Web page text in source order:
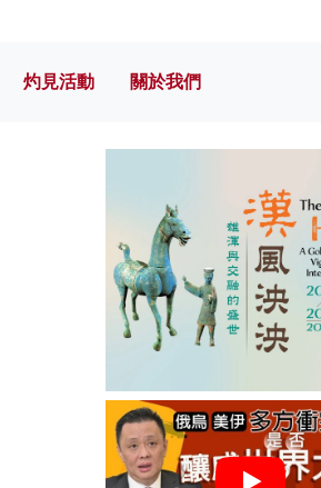
灼見活動 關於我們